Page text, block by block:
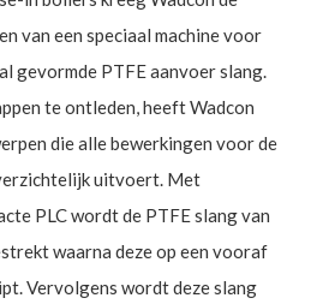
van een speciaal machine voor
gevormde PTFE aanvoer slang.
te ontleden, heeft Wadcon
die alle bewerkingen voor de
uitvoert. Met
PLC wordt de PTFE slang van
waarna deze op een vooraf
Vervolgens wordt deze slang